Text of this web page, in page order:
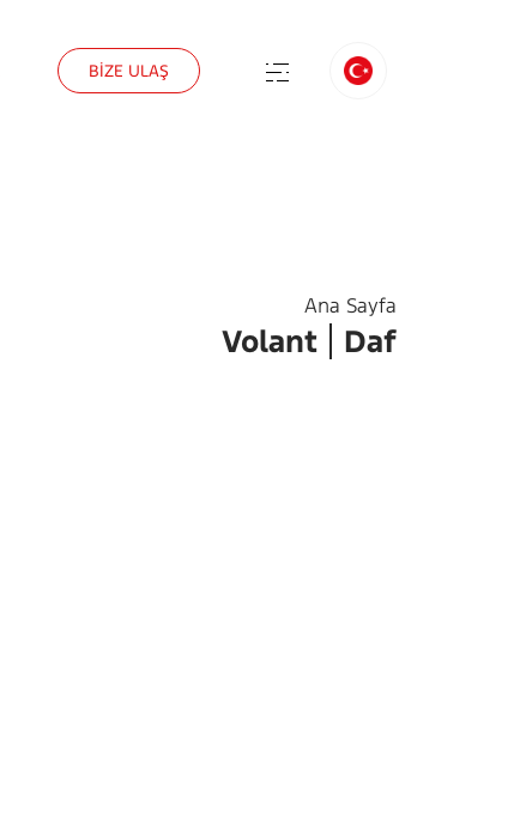
BİZE ULAŞ
Ana Sayfa
Volant Daf